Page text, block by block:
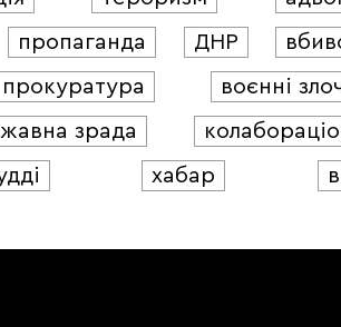
пропаганда ДНР
прокуратура
воєнні
зрада
хабар